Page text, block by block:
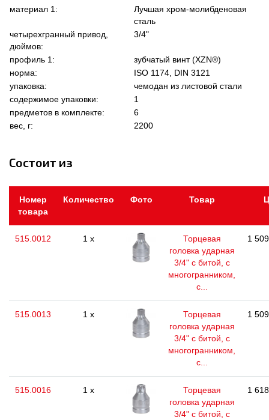
материал 1:
Лучшая хром-молибденовая
сталь
четырехгранный привод,
дюймов:
3/4"
профиль 1:
зубчатый винт (XZN®)
норма:
ISO 1174, DIN 3121
упаковка:
чемодан из листовой стали
содержимое упаковки:
1
предметов в комплекте:
6
вес, г:
2200
Состоит из
Номер
товара
Количество Фото Товар
515.0012 1 x
Торцевая
головка ударная
3/4" с битой, с
многогранником,
с...
1
515.0013 1 x
Торцевая
головка ударная
3/4" с битой, с
многогранником,
с...
1
515.0016 1 x
Торцевая
головка ударная
3/4" с битой, с
1